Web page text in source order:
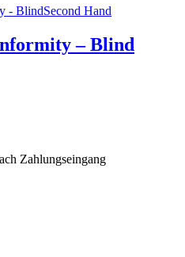
Second Hand
– Blind
Zahlungseingang